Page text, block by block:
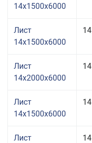
14x1500x6000
Лист
14x1500x6000
14
Лист
14x2000x6000
14
Лист
14x1500x6000
14
Лист
14